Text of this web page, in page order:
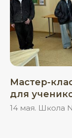
Мастер-
для
14 мая. Школа